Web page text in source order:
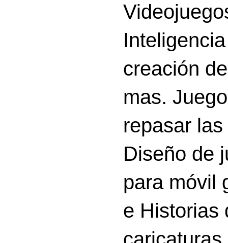
creación
mas.
repasar
Diseño de
para móvil
e Historias